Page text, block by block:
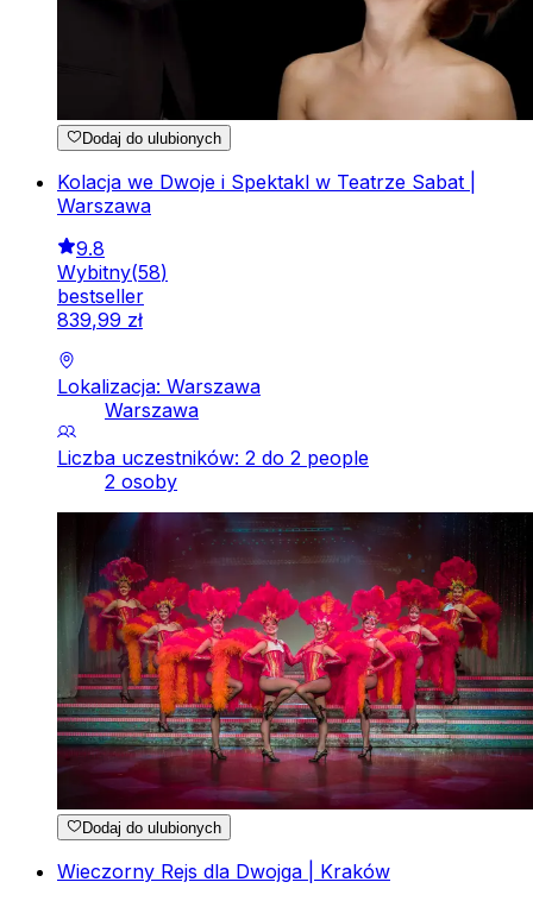
Dodaj do ulubionych
Kolacja we Dwoje i Spektakl w Teatrze Sabat |
Warszawa
9.8
Wybitny(58)
bestseller
839,99 zł
Lokalizacja: Warszawa
Warszawa
Liczba uczestników: 2 do 2 people
2 osoby
Dodaj do ulubionych
Wieczorny Rejs dla Dwojga | Kraków